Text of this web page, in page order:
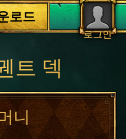
로그인
로드
트 덱
니